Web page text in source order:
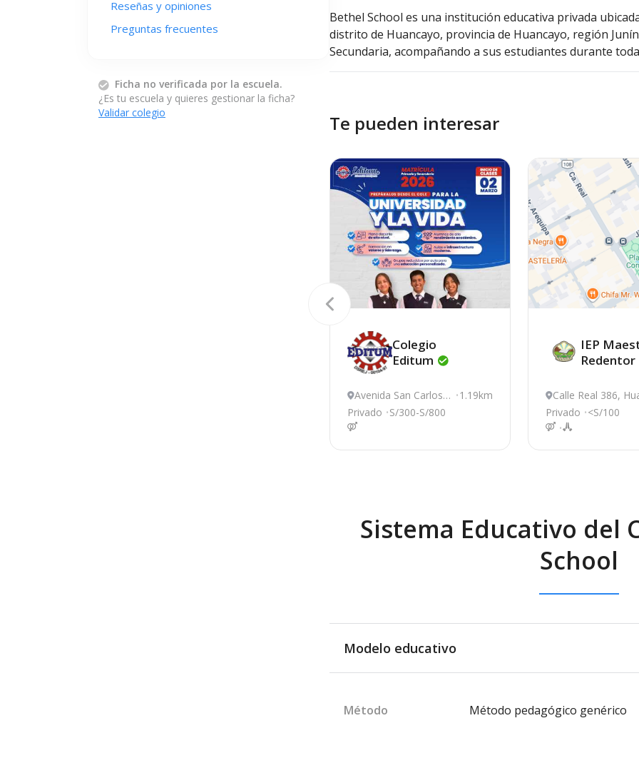
Reseñas y opiniones
Preguntas frecuentes
Ficha no verificada por la escuela.
¿Es tu escuela y quieres gestionar la ficha?
Validar colegio
Bethel School es una institución educativa privada
distrito de Huancayo, provincia de Huancayo, región
Secundaria, acompañando a sus estudiantes durante
Te pueden interesar
Colegio
Editum
Avenida San Carlos 5
44, Huancayo
1.19km
Privado
S/300-S/800
IEP
Redentor
Calle Real 386,
cayo
Privado <S/100
Sistema Educativo del
School
Modelo educativo
Método Método pedagógico genérico